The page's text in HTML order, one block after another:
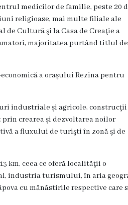
medicilor de familie, peste 20
religioase, mai multe filiale ale
de Cultură şi la Casa de Creaţie a
majoritatea purtând titlul de
a oraşului Rezina pentru
industriale şi agricole, construcţii
crearea şi dezvoltarea noilor
a fluxului de turişti în zonă şi de
km, ceea ce oferă localităţii o
industria turismului, în aria
cu mănăstirile respective care